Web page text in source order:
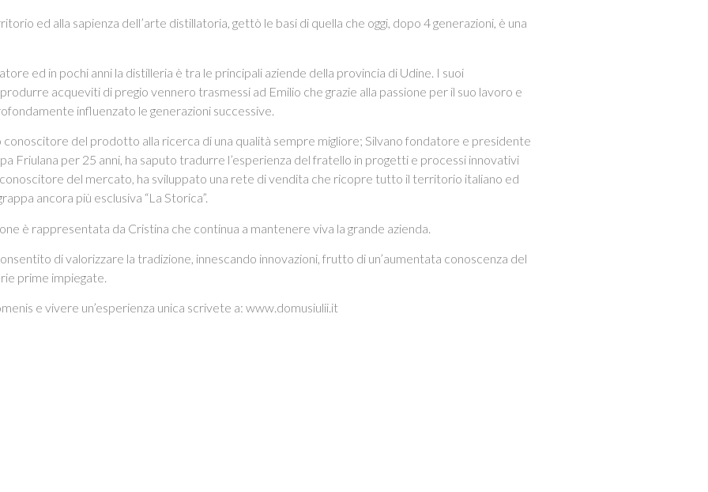
ed alla sapienza dell’arte distillatoria, gettò le basi di quella che oggi, dopo 4 generazioni, è una
ed in pochi anni la distilleria è tra le principali aziende della provincia di Udine. I suoi
acqueviti di pregio vennero trasmessi ad Emilio che grazie alla passione per il suo lavoro e
influenzato le generazioni successive.
del prodotto alla ricerca di una qualità sempre migliore; Silvano fondatore e presidente
Friulana per 25 anni, ha saputo tradurre l’esperienza del fratello in progetti e processi innovativi
del mercato, ha sviluppato una rete di vendita che ricopre tutto il territorio italiano ed
ancora più esclusiva “La Storica”.
è rappresentata da Cristina che continua a mantenere viva la grande azienda.
di valorizzare la tradizione, innescando innovazioni, frutto di un’aumentata conoscenza del
prime impiegate.
e vivere un’esperienza unica scrivete a: www.domusiulii.it